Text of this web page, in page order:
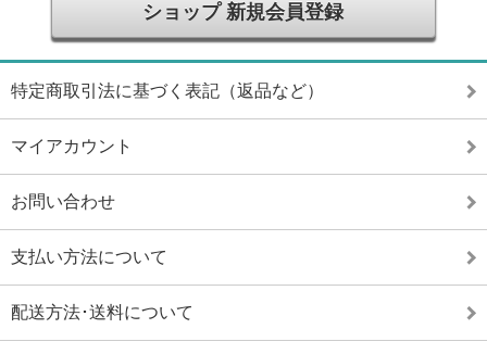
ショップ 新規会員登録
特定商取引法に基づく表記（返品など）
マイアカウント
お問い合わせ
支払い方法について
配送方法･送料について